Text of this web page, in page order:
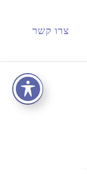
צרו קשר